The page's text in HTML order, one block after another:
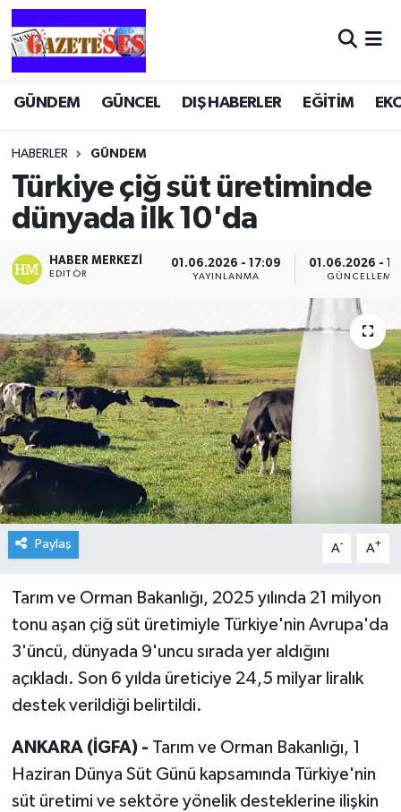
GÜNDEM GÜNCEL DIŞ HABERLER EĞİTİM
HABERLER GÜNDEM
Türkiye çiğ süt üretiminde
dünyada ilk 10'da
HABER MERKEZI
EDITÖR
01.06.2026 - 17:09
YAYINLANMA
01.06.2026 -
GÜNCELLEME
Paylaş A- A+
Tarım ve Orman Bakanlığı, 2025 yılında 21 milyon
tonu aşan çiğ süt üretimiyle Türkiye'nin Avrupa'da
3'üncü, dünyada 9'uncu sırada yer aldığını
açıkladı. Son 6 yılda üreticiye 24,5 milyar liralık
destek verildiği belirtildi.
ANKARA (İGFA) - Tarım ve Orman Bakanlığı, 1
Haziran Dünya Süt Günü kapsamında Türkiye'nin
süt üretimi ve sektöre yönelik desteklerine ilişkin